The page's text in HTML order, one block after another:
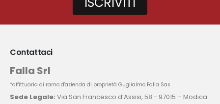
Contattaci
Falla Srl
*affittuaria di ramo d'azienda di proprietà Guglialmo Falla Sas
Sede Legale: Via San Francesco d’Assisi, 58 - 97015 – Modica